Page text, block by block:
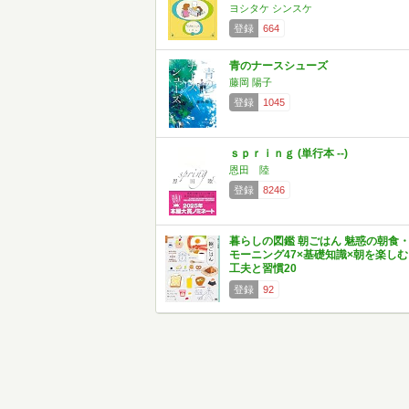
ヨシタケ シンスケ
登録
664
青のナースシューズ
藤岡 陽子
登録
1045
ｓｐｒｉｎｇ (単行本 --)
恩田 陸
登録
8246
暮らしの図鑑 朝ごはん 魅惑の朝食・
モーニング47×基礎知識×朝を楽しむ
工夫と習慣20
登録 92